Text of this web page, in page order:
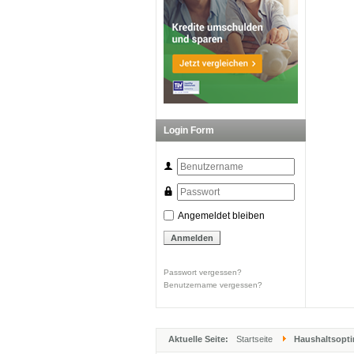
Login Form
Angemeldet bleiben
Passwort vergessen?
Benutzername vergessen?
Aktuelle Seite: Startseite